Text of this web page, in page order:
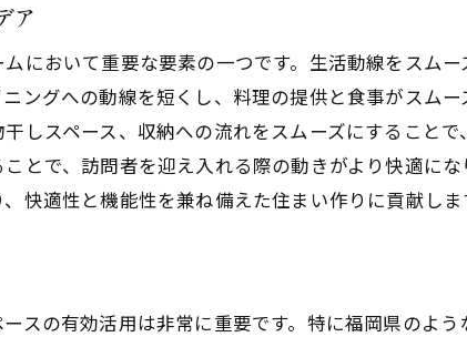
ア
において重要な要素の一つです。生活動線をスム
ングへの動線を短くし、料理の提供と食事がスム
しスペース、収納への流れをスムーズにすること
とで、訪問者を迎え入れる際の動きがより快適に
快適性と機能性を兼ね備えた住まい作りに貢献しま
スの有効活用は非常に重要です。特に福岡県のよ